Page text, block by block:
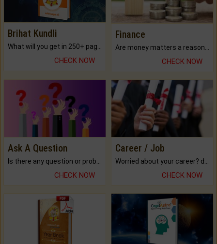
Brihat Kundli
CHECK NOW
Finance
CHECK NOW
Ask A Question
Is there any question or problem lingering.
CHECK NOW
Career / Job
Worried about your career? don't know what is.
CHECK NOW